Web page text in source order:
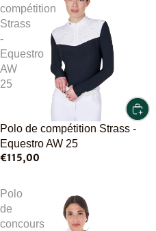
compétition
Strass
-
Equestro
AW
25
Polo de compétition Strass -
Equestro AW 25
€115,00
Polo
de
concours